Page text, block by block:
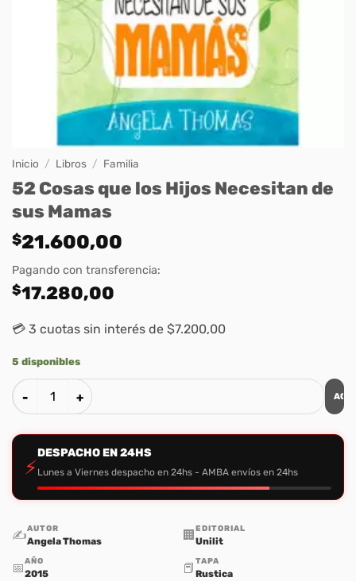
Inicio / Libros / Familia
52 Cosas que los Hijos Necesitan de
sus Mamas
$21.600,00
Pagando con transferencia:
$17.280,00
💳 3 cuotas sin interés de $7.200,00
5 disponibles
52 Cosas que los Hijos Necesitan de sus Mamas cantidad
⚡
DESPACHO EN 24HS
Lunes a Viernes despacho en 24hs - AMBA envíos en 24hs
✍️AUTOR
Angela Thomas 🏢 EDITORIAL
Unilit
📅AÑO
2015 📕 TAPA
Rustica